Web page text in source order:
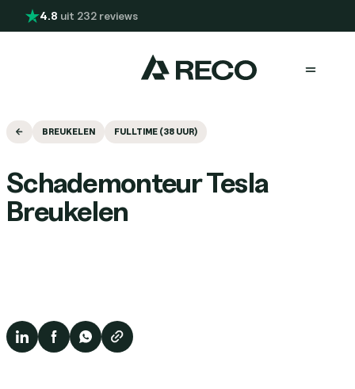
Overslaan en naar de inhoud gaan
4.8 uit 232 reviews
BREUKELEN FULLTIME (38 UUR)
Schademonteur Tesla
Breukelen